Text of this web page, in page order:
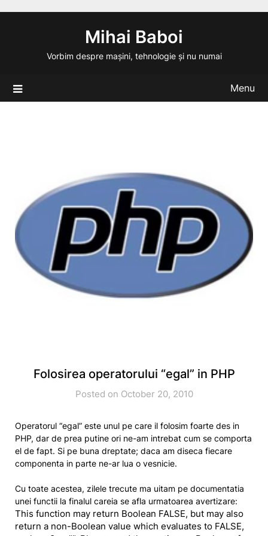
Mihai Baboi
Vorbim despre mașini, tehnologie și nu numai
Menu
Folosirea operatorului “egal” in PHP
Posted on October 20, 2010
Operatorul “egal” este unul pe care il folosim foarte des in
PHP, dar de prea putine ori ne-am intrebat cum se comporta
el de fapt. Si pe buna dreptate; daca am diseca fiecare
componenta in parte ne-ar lua o vesnicie.
Cu toate acestea, zilele trecute ma uitam pe documentatia
unei functii la finalul careia se afla urmatoarea avertizare:
This function may return Boolean FALSE, but may also
return a non-Boolean value which evaluates to FALSE,